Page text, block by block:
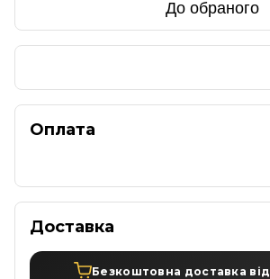
До обраного
Оплата
Доставка
Безкоштовна доставка від